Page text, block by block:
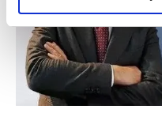
elimizden gelen çabayı
reklamların
kalemimiz olduğunu
Her halükârda,
takdirde, kullanıcılara